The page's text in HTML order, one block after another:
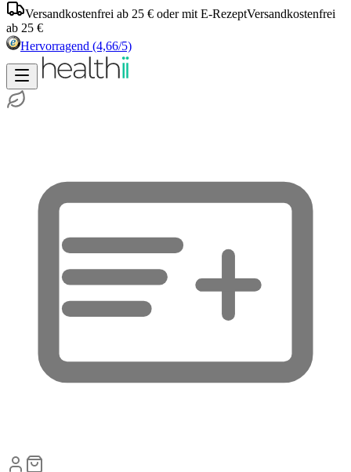
Versandkostenfrei ab 25 € oder mit E-RezeptVersandkostenfrei
ab 25 €
Hervorragend (4,66/5)